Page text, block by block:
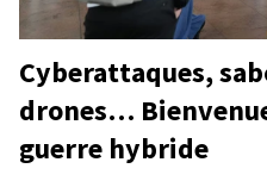
Cyberattaques,
drones…
guerre hybride